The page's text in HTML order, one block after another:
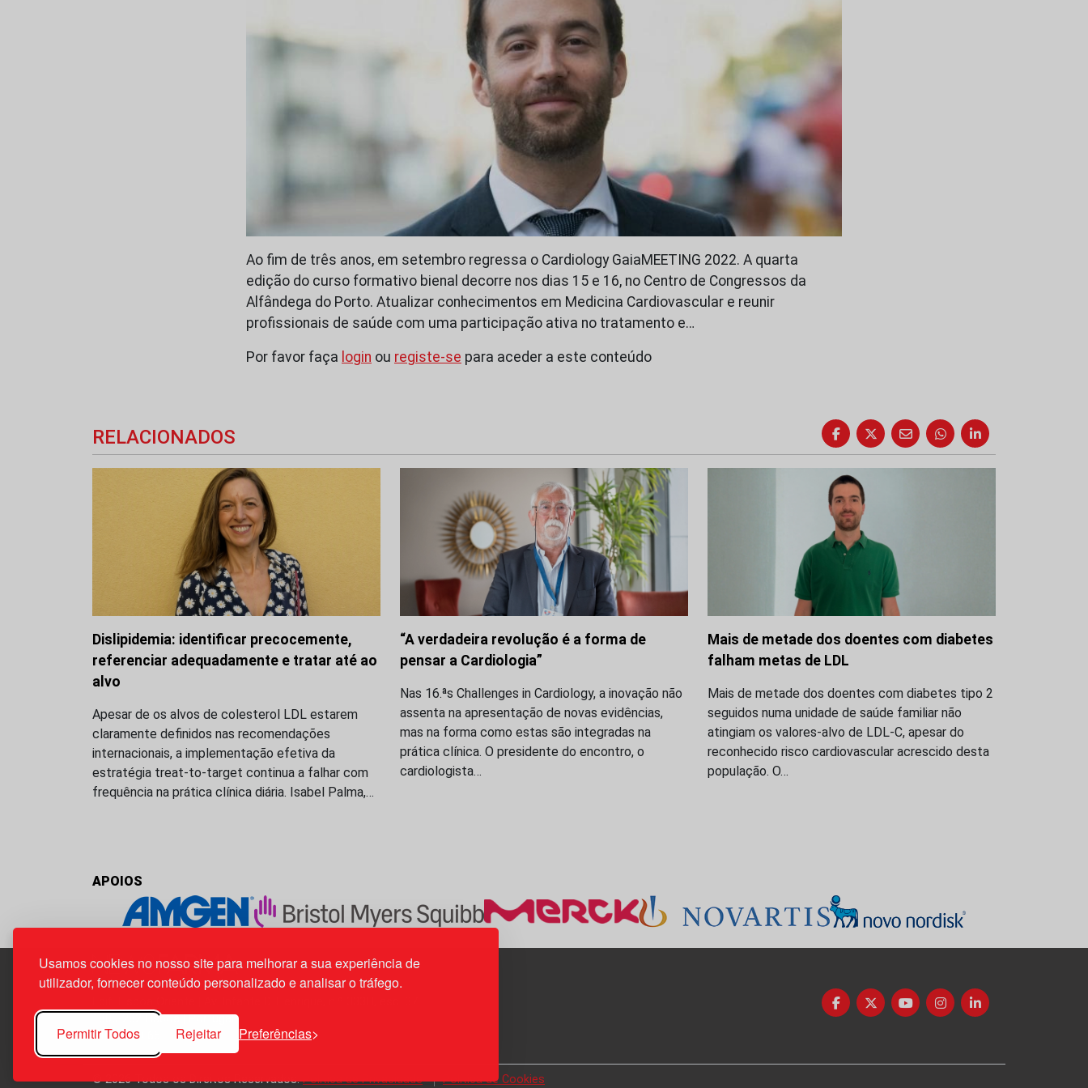
Usamos cookies no nosso site para melhorar a sua experiência de
utilizador, fornecer conteúdo personalizado e analisar o tráfego.
Permitir Todos Rejeitar Preferências
Ao fim de três anos, em setembro regressa o Cardiology GaiaMEETING 2022. A quarta
edição do curso formativo bienal decorre nos dias 15 e 16, no Centro de Congressos da
Alfândega do Porto. Atualizar conhecimentos em Medicina Cardiovascular e reunir
profissionais de saúde com uma participação ativa no tratamento e…
Por favor faça login ou registe-se para aceder a este conteúdo
RELACIONADOS
Dislipidemia: identificar precocemente,
referenciar adequadamente e tratar até ao
alvo
Apesar de os alvos de colesterol LDL estarem
claramente definidos nas recomendações
internacionais, a implementação efetiva da
estratégia treat-to-target continua a falhar com
frequência na prática clínica diária. Isabel Palma,…
“A verdadeira revolução é a forma de
pensar a Cardiologia”
Nas 16.ªs Challenges in Cardiology, a inovação não
assenta na apresentação de novas evidências,
mas na forma como estas são integradas na
prática clínica. O presidente do encontro, o
cardiologista…
Mais de metade dos doentes com diabetes
falham metas de LDL
Mais de metade dos doentes com diabetes tipo 2
seguidos numa unidade de saúde familiar não
atingiam os valores-alvo de LDL-C, apesar do
reconhecido risco cardiovascular acrescido desta
população. O…
APOIOS
1800-282 Lisboa | Portugal
21 850 40 65
© 2026 Todos os Direitos Reservados.Política de Privacidade Política de Cookies